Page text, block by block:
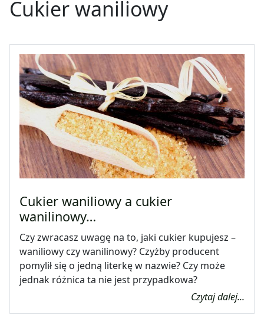
Cukier waniliowy
Cukier waniliowy a cukier
wanilinowy…
Czy zwracasz uwagę na to, jaki cukier kupujesz –
waniliowy czy wanilinowy? Czyżby producent
pomylił się o jedną literkę w nazwie? Czy może
jednak różnica ta nie jest przypadkowa?
Czytaj dalej...